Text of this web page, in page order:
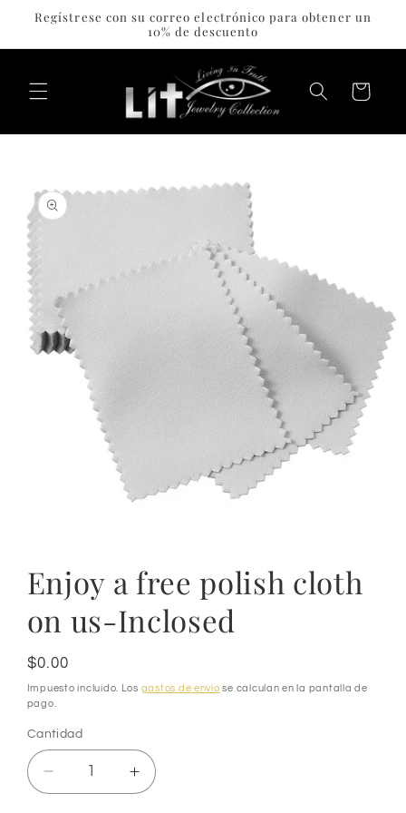
directamente
Regístrese con su correo electrónico para obtener un
10% de descuento
Carrito
información
del producto
en
una
modal
Enjoy a free polish cloth
on us-Inclosed
Precio
habitual
$0.00
Impuesto incluido. Los gastos de envío se calculan en la pantalla de
pago.
Cantidad
Reducir
cantidad
Aumentar
cantidad